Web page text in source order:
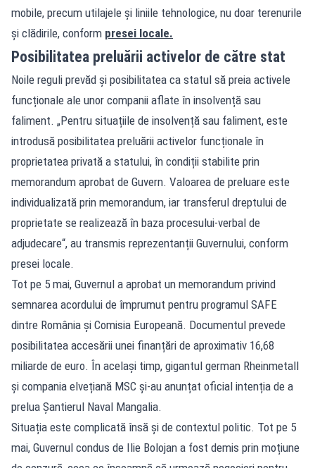
mobile, precum utilajele și liniile tehnologice, nu doar terenurile
și clădirile, conform presei locale.
Posibilitatea preluării activelor de către stat
Noile reguli prevăd și posibilitatea ca statul să preia activele
funcționale ale unor companii aflate în insolvență sau
faliment. „Pentru situațiile de insolvență sau faliment, este
introdusă posibilitatea preluării activelor funcționale în
proprietatea privată a statului, în condiții stabilite prin
memorandum aprobat de Guvern. Valoarea de preluare este
individualizată prin memorandum, iar transferul dreptului de
proprietate se realizează în baza procesului-verbal de
adjudecare“, au transmis reprezentanții Guvernului, conform
presei locale.
Tot pe 5 mai, Guvernul a aprobat un memorandum privind
semnarea acordului de împrumut pentru programul SAFE
dintre România și Comisia Europeană. Documentul prevede
posibilitatea accesării unei finanțări de aproximativ 16,68
miliarde de euro. În același timp, gigantul german Rheinmetall
și compania elvețiană MSC și-au anunțat oficial intenția de a
prelua Șantierul Naval Mangalia.
Situația este complicată însă și de contextul politic. Tot pe 5
mai, Guvernul condus de Ilie Bolojan a fost demis prin moțiune